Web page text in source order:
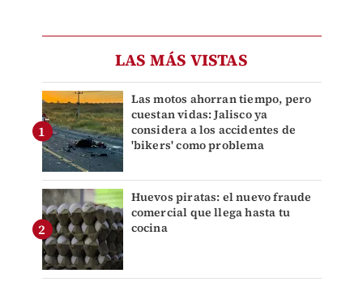
LAS MÁS VISTAS
Las motos ahorran tiempo, pero
cuestan vidas: Jalisco ya
considera a los accidentes de
'bikers' como problema
Huevos piratas: el nuevo fraude
comercial que llega hasta tu
cocina